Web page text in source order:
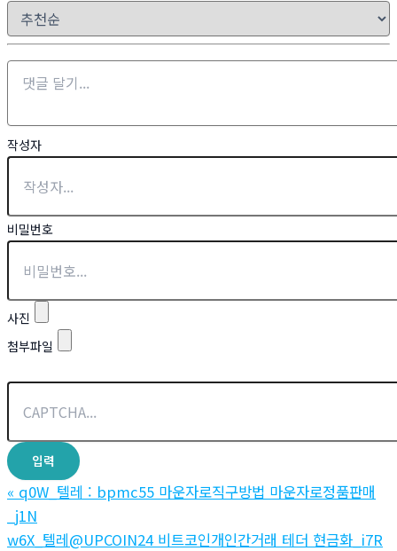
작성자
비밀번호
사진
첨부파일
« q0W_텔레 : bpmc55 마운자로직구방법 마운자로정품판매
_j1N
w6X_텔레@UPCOIN24 비트코인개인간거래 테더 현금화_i7R